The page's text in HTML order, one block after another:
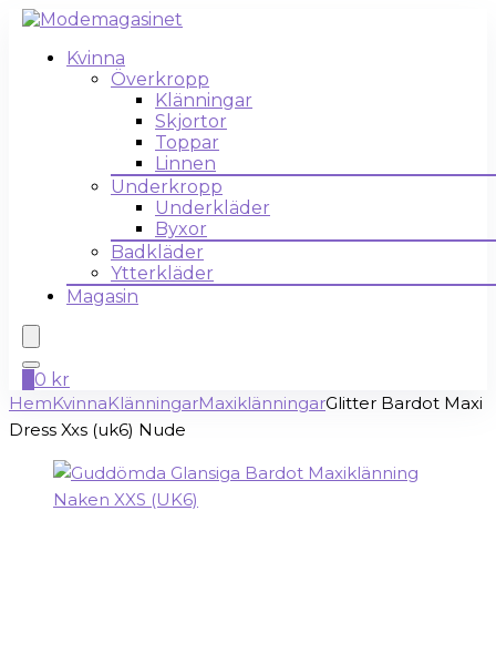
Kvinna
Överkropp
Klänningar
Skjortor
Toppar
Linnen
Underkropp
Underkläder
Byxor
Badkläder
Ytterkläder
Magasin
0 kr
HemKvinnaKlänningarMaxiklänningarGlitter Bardot Maxi
Dress Xxs (uk6) Nude